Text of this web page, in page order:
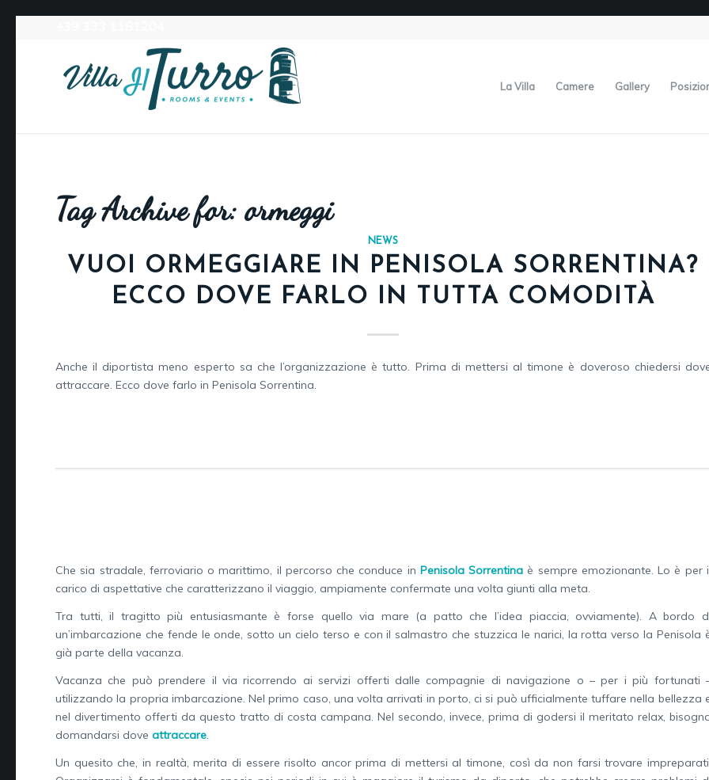
La Villa Camere Gallery
Tag Archive for: ormeggi
NEWS
VUOI ORMEGGIARE IN PENISOLA SORRENTINA?
ECCO DOVE FARLO IN TUTTA COMODITÀ
Anche il diportista meno esperto sa che l’organizzazione è tutto. Prima di mettersi al timone è doveroso chiedersi
attraccare. Ecco dove farlo in Penisola Sorrentina.
Che sia stradale, ferroviario o marittimo, il percorso che conduce in Penisola Sorrentina è sempre emozionante. Lo è per
carico di aspettative che caratterizzano il viaggio, ampiamente confermate una volta giunti alla meta.
Tra tutti, il tragitto più entusiasmante è forse quello via mare (a patto che l’idea piaccia, ovviamente). A bordo
un’imbarcazione che fende le onde, sotto un cielo terso e con il salmastro che stuzzica le narici, la rotta verso la Penisola
già parte della vacanza.
Vacanza che può prendere il via ricorrendo ai servizi offerti dalle compagnie di navigazione o – per i più fortunati
utilizzando la propria imbarcazione. Nel primo caso, una volta arrivati in porto, ci si può ufficialmente tuffare nella bellezza
nel divertimento offerti da questo tratto di costa campana. Nel secondo, invece, prima di godersi il meritato relax,
domandarsi dove attraccare.
Un quesito che, in realtà, merita di essere risolto ancor prima di mettersi al timone, così da non farsi trovare